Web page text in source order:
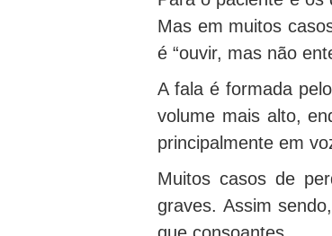
Mas em muitos
é “ouvir, mas não
A fala é formada
volume mais alto,
principalmente em
Muitos casos de
graves. Assim
que consoantes.